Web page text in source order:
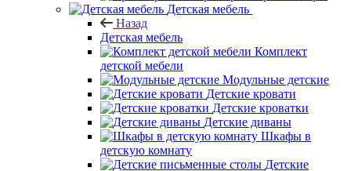
Детская мебель
Назад
Детская мебель
Комплект
детской мебели
Модульные детские
Детские кровати
Детские кроватки
Детские диваны
Шкафы в
детскую комнату
Детские